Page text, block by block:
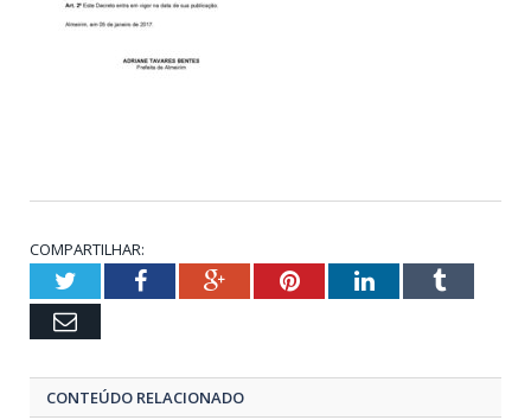
COMPARTILHAR:
TwitterFacebookGoogle+PinterestLinkedInTumblr
Email
CONTEÚDO RELACIONADO